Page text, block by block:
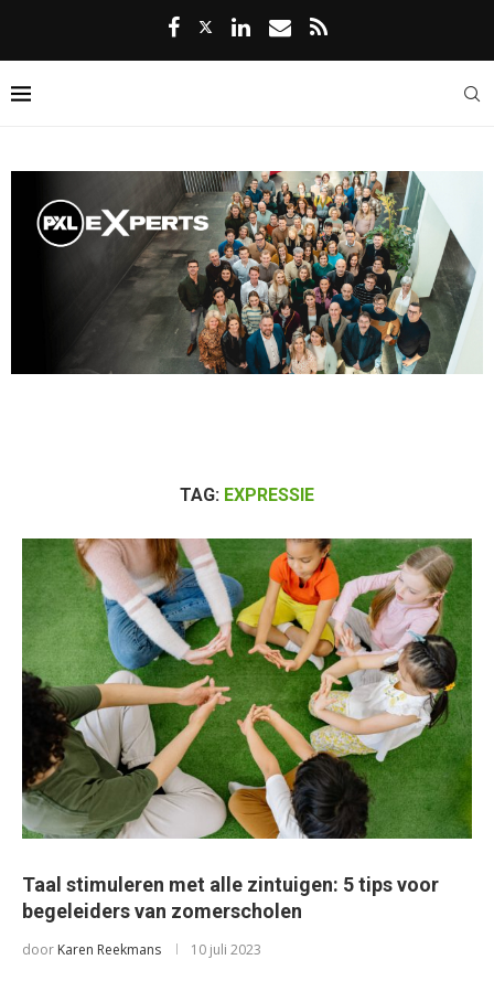
TAG: EXPRESSIE
Taal stimuleren met alle zintuigen: 5 tips voor
begeleiders van zomerscholen
door Karen Reekmans 10 juli 2023